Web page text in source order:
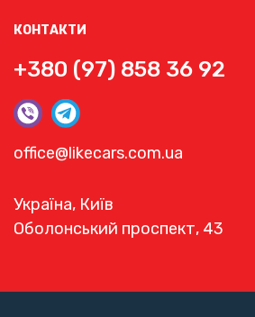
КОНТАКТИ
+380 (97) 858 36 92
office@likecars.com.ua
Україна, Київ
Оболонський проспект, 43